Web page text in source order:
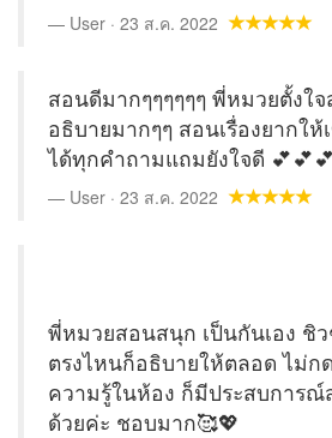
User · 23 ส.ค. 2022
สอนดีมากๆๆๆๆๆๆ พี่หมวยตั้งใ
อธิบายมากๆๆ สอนเรื่องยากให้
ได้ทุกคำถามแถมยังใจดี
User · 23 ส.ค. 2022
พี่หมวยสอนสนุก เป็นกันเอง ชิว
ตรงไหนก็อธิบายให้ตลอด ไม่ก
ความรู้ในห้อง ก็มีประสบการ
ด้วยค่ะ ชอบมาก🥰💖